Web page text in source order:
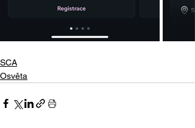
SCA
Osvěta